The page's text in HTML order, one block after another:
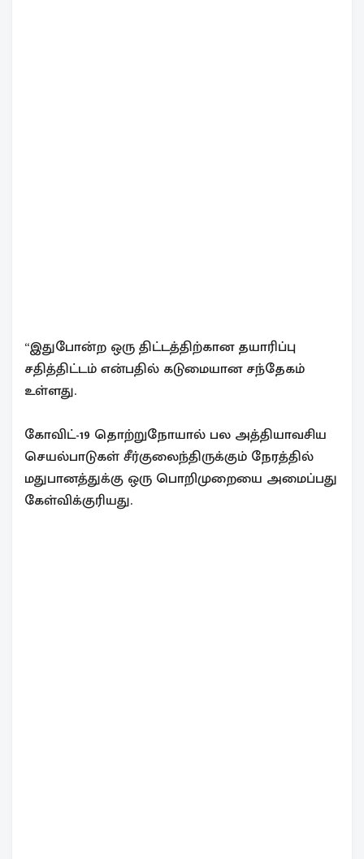
“இதுபோன்ற ஒரு திட்டத்திற்கான தயாரிப்பு
சதித்திட்டம் என்பதில் கடுமையான சந்தேகம்
உள்ளது.
கோவிட்-19 தொற்றுநோயால் பல அத்தியாவசிய
செயல்பாடுகள் சீர்குலைந்திருக்கும் நேரத்தில்
மதுபானத்துக்கு ஒரு பொறிமுறையை அமைப்பது
கேள்விக்குரியது.